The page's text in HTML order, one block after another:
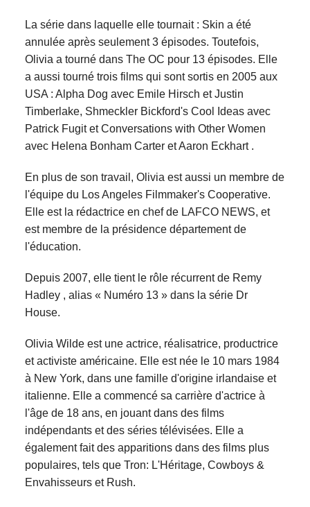
La série dans laquelle elle tournait : Skin a été
annulée après seulement 3 épisodes. Toutefois,
Olivia a tourné dans The OC pour 13 épisodes. Elle
a aussi tourné trois films qui sont sortis en 2005 aux
USA : Alpha Dog avec Emile Hirsch et Justin
Timberlake, Shmeckler Bickford's Cool Ideas avec
Patrick Fugit et Conversations with Other Women
avec Helena Bonham Carter et Aaron Eckhart .
En plus de son travail, Olivia est aussi un membre de
l'équipe du Los Angeles Filmmaker's Cooperative.
Elle est la rédactrice en chef de LAFCO NEWS, et
est membre de la présidence département de
l'éducation.
Depuis 2007, elle tient le rôle récurrent de Remy
Hadley , alias « Numéro 13 » dans la série Dr
House.
Olivia Wilde est une actrice, réalisatrice, productrice
et activiste américaine. Elle est née le 10 mars 1984
à New York, dans une famille d'origine irlandaise et
italienne. Elle a commencé sa carrière d'actrice à
l'âge de 18 ans, en jouant dans des films
indépendants et des séries télévisées. Elle a
également fait des apparitions dans des films plus
populaires, tels que Tron: L'Héritage, Cowboys &
Envahisseurs et Rush.